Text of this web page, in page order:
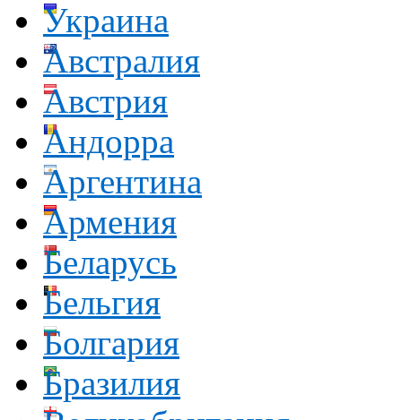
Украина
Австралия
Австрия
Андорра
Аргентина
Армения
Беларусь
Бельгия
Болгария
Бразилия